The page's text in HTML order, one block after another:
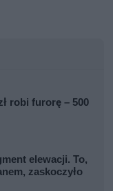
robi furorę – 500
elewacji. To,
zaskoczyło